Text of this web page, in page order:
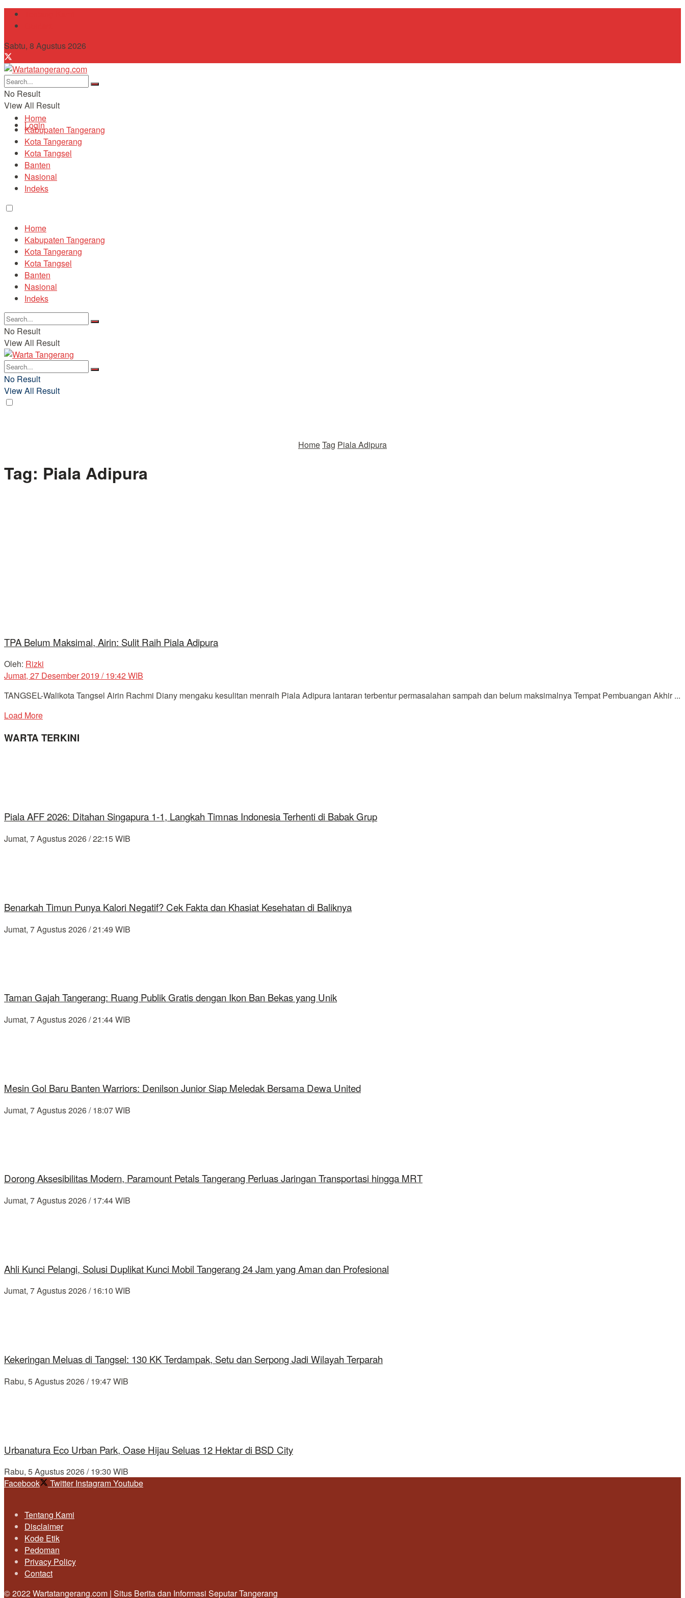
Sabtu, 8 Agustus 2026
No Result
View All Result
Login
Home
Kabupaten Tangerang
Kota Tangerang
Kota Tangsel
Banten
Nasional
Indeks
Home
Kabupaten Tangerang
Kota Tangerang
Kota Tangsel
Banten
Nasional
Indeks
No Result
View All Result
No Result
View All Result
HomeTag Piala Adipura
Tag: Piala Adipura
TPA Belum Maksimal, Airin: Sulit Raih Piala Adipura
Oleh: Rizki
Jumat, 27 Desember 2019 / 19:42 WIB
TANGSEL-Walikota Tangsel Airin Rachmi Diany mengaku kesulitan menraih Piala Adipura lantaran terbentur permasalahan sampah dan belum maksimalnya Tempat Pembuangan Akhir ...
Load More
WARTA TERKINI
Piala AFF 2026: Ditahan Singapura 1-1, Langkah Timnas Indonesia Terhenti di Babak Grup
Jumat, 7 Agustus 2026 / 22:15 WIB
Benarkah Timun Punya Kalori Negatif? Cek Fakta dan Khasiat Kesehatan di Baliknya
Jumat, 7 Agustus 2026 / 21:49 WIB
Taman Gajah Tangerang: Ruang Publik Gratis dengan Ikon Ban Bekas yang Unik
Jumat, 7 Agustus 2026 / 21:44 WIB
Mesin Gol Baru Banten Warriors: Denilson Junior Siap Meledak Bersama Dewa United
Jumat, 7 Agustus 2026 / 18:07 WIB
Dorong Aksesibilitas Modern, Paramount Petals Tangerang Perluas Jaringan Transportasi hingga MRT
Jumat, 7 Agustus 2026 / 17:44 WIB
Ahli Kunci Pelangi, Solusi Duplikat Kunci Mobil Tangerang 24 Jam yang Aman dan Profesional
Jumat, 7 Agustus 2026 / 16:10 WIB
Kekeringan Meluas di Tangsel: 130 KK Terdampak, Setu dan Serpong Jadi Wilayah Terparah
Rabu, 5 Agustus 2026 / 19:47 WIB
Urbanatura Eco Urban Park, Oase Hijau Seluas 12 Hektar di BSD City
Rabu, 5 Agustus 2026 / 19:30 WIB
Facebook
Twitter InstagramYoutube
Tentang Kami
Disclaimer
Kode Etik
Pedoman
Privacy Policy
Contact
© 2022 Wartatangerang.com | Situs Berita dan Informasi Seputar Tangerang